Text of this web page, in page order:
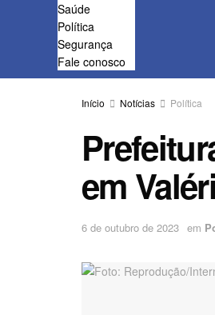
Saúde
Política
Segurança
Fale conosco
Início Notícias Política
em
6 de outubro de 2023 em